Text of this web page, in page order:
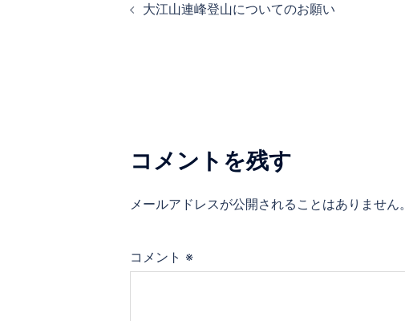
大江山連峰登山についてのお願い
コメントを残す
メールアドレスが公開されることはありません。
コメント ※